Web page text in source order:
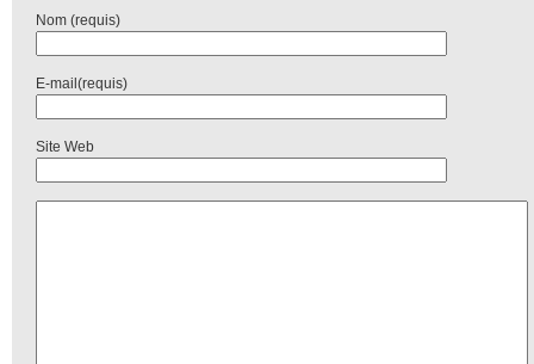
Nom (requis)
E-mail(requis)
Site Web